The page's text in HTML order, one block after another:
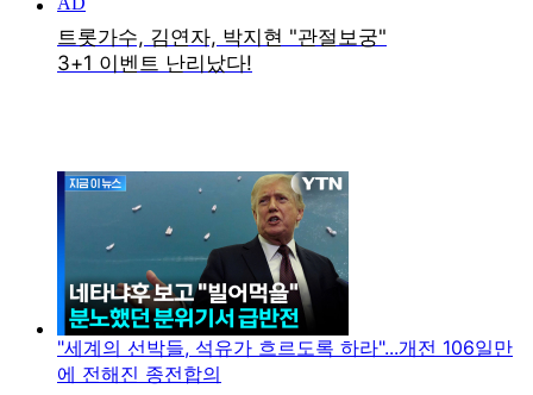
"세계의 선박들, 석유가 흐르도록 하라"...개전 106일만
에 전해진 종전합의